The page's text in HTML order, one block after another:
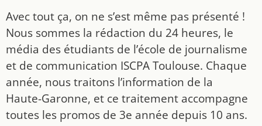
Avec tout ça, on ne s’est même pas présenté !
Nous sommes la rédaction du 24 heures, le
média des étudiants de l’école de journalisme
et de communication ISCPA Toulouse. Chaque
année, nous traitons l’information de la
Haute-Garonne, et ce traitement accompagne
toutes les promos de 3e année depuis 10 ans.